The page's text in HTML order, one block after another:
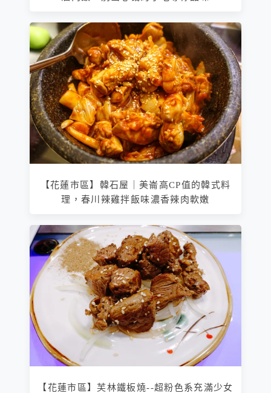
【花蓮市區】韓石屋｜美崙高CP值的韓式料
理，春川辣雞拌飯味濃香辣肉軟嫩
【花蓮市區】芙林鐵板燒--超粉色系充滿少女